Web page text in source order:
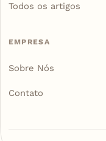
Todos os artigos
EMPRESA
Sobre Nós
Contato